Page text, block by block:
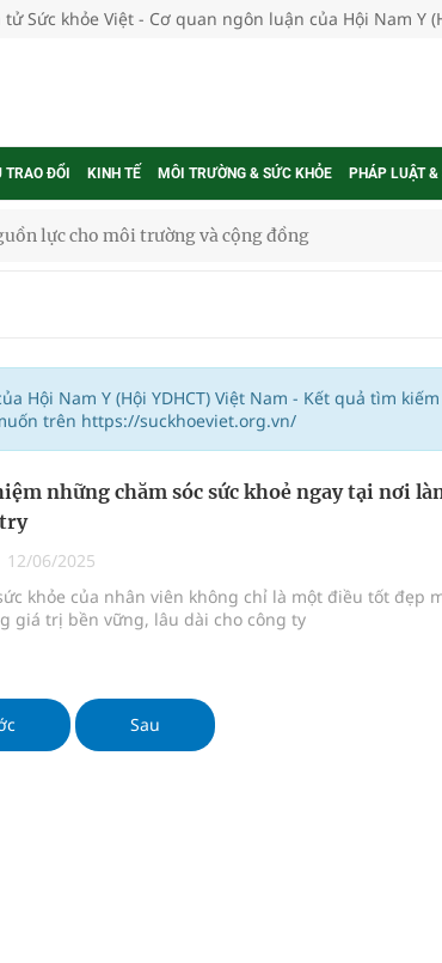
Sức khỏe Việt - Cơ quan ngôn luận của Hội Nam Y
TRAO ĐỔI KINH TẾ MÔI TRƯỜNG & SỨC KHỎE PHÁP LUẬT &
lực cho môi trường và cộng đồng
sầu riêng 2026
vực cấp cứu, điều trị đột quỵ
lại khai thác vào ngày 19/8
tăng cường chống hàng giả và gian lận thương
ương cơ sở 2 đón hơn 500 lượt khám
Hội Nam Y (Hội YDHCT) Việt Nam - Kết quả tìm
trên https://suckhoeviet.org.vn/
những chăm sóc sức khoẻ ngay tại nơi
12/06/2025
khỏe của nhân viên không chỉ là một điều tốt đẹp
giá trị bền vững, lâu dài cho công ty
Sau